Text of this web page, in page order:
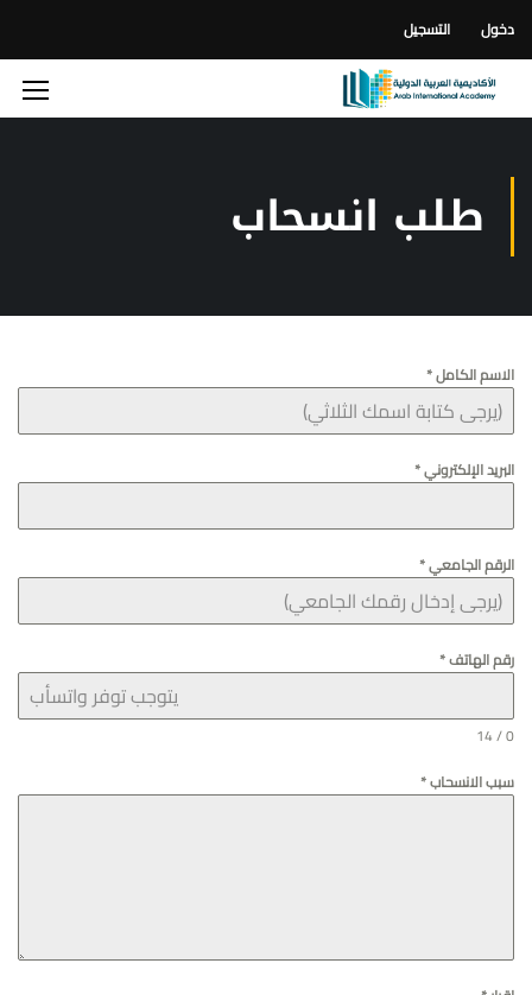
دخول التسجيل
طلب انسحاب
الاسم الكامل*
البريد الإلكتروني*
الرقم الجامعي*
رقم الهاتف*
0 / 14
سبب الانسحاب*